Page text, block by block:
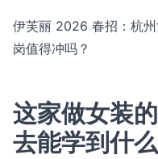
伊芙丽 2026 春招：杭州
岗值得冲吗？
这家做女装
去能学到什么